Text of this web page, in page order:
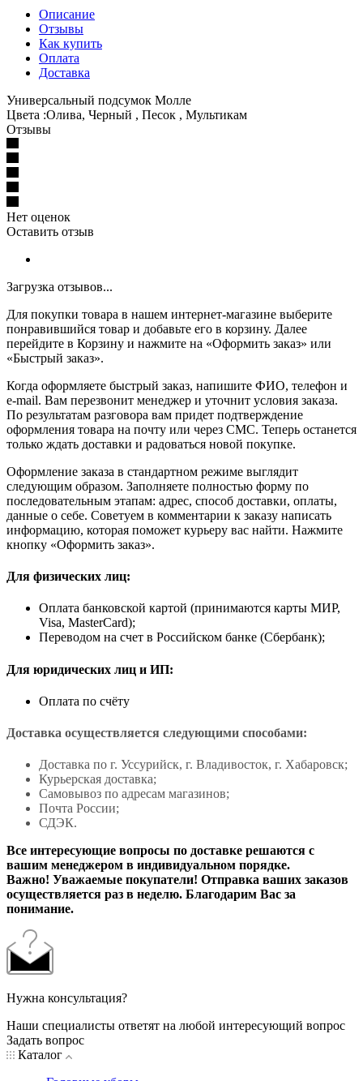
Описание
Отзывы
Как купить
Оплата
Доставка
Универсальный подсумок Молле
Цвета :Олива, Черный , Песок , Мультикам
Отзывы
Нет оценок
Оставить отзыв
Загрузка отзывов...
Для покупки товара в нашем интернет-магазине выберите
понравившийся товар и добавьте его в корзину. Далее
перейдите в Корзину и нажмите на «Оформить заказ» или
«Быстрый заказ».
Когда оформляете быстрый заказ, напишите ФИО, телефон и
e-mail. Вам перезвонит менеджер и уточнит условия заказа.
По результатам разговора вам придет подтверждение
оформления товара на почту или через СМС. Теперь останется
только ждать доставки и радоваться новой покупке.
Оформление заказа в стандартном режиме выглядит
следующим образом. Заполняете полностью форму по
последовательным этапам: адрес, способ доставки, оплаты,
данные о себе. Советуем в комментарии к заказу написать
информацию, которая поможет курьеру вас найти. Нажмите
кнопку «Оформить заказ».
Для физических лиц:
Оплата банковской картой (принимаются карты МИР,
Visa, MasterCard);
Переводом на счет в Российском банке (Сбербанк);
Для юридических лиц и ИП:
Оплата по счёту
Доставка осуществляется следующими способами:
Доставка по г. Уссурийск, г. Владивосток, г. Хабаровск;
Курьерская доставка;
Самовывоз по адресам магазинов;
Почта России;
СДЭК.
Все интересующие вопросы по доставке решаются с
вашим менеджером в индивидуальном порядке.
Важно! Уважаемые покупатели! Отправка ваших заказов
осуществляется раз в неделю. Благодарим Вас за
понимание.
Нужна консультация?
Наши специалисты ответят на любой интересующий вопрос
Задать вопрос
Каталог